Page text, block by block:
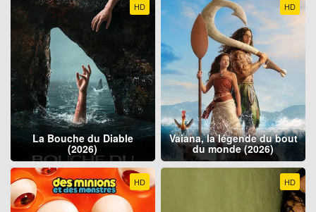
HD
La Bouche du Diable
(2026)
HD
Vaiana, la légende du bout
du monde (2026)
HD HD